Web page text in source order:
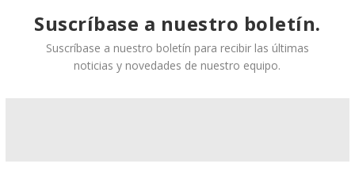
Suscríbase a nuestro boletín.
Suscríbase a nuestro boletín para recibir las últimas
noticias y novedades de nuestro equipo.